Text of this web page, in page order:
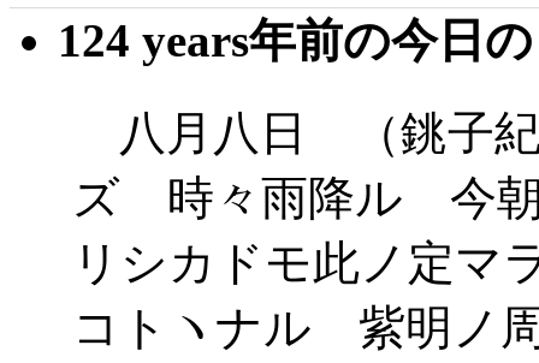
124 years年前の今日
八月八日 （銚子
ズ 時々雨降ル 今朝
リシカドモ此ノ定マ
コトヽナル 紫明ノ